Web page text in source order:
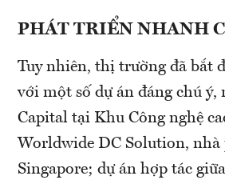
PHÁT TRIỂN NHANH
Tuy nhiên, thị trường đã bắt
với một số dự án đáng chú
Capital tại Khu Công nghệ
Worldwide DC Solution,
Singapore; dự án hợp tác